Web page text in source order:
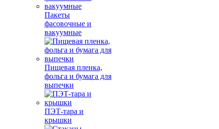
Пакеты
фасовочные и
вакуумные
Пищевая пленка,
фольга и бумага для
выпечки
ПЭТ-тара и
крышки